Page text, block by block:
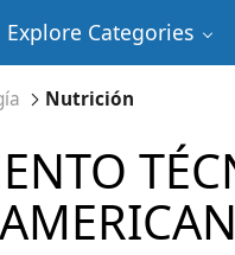
Explore Categories
Nutrición